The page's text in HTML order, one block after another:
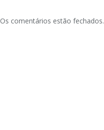
Os comentários estão fechados.